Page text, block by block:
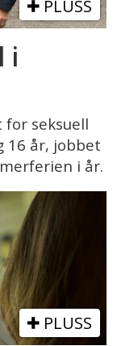
PLUSS
i
seksuell
16 år, jobbet
i år.
PLUSS